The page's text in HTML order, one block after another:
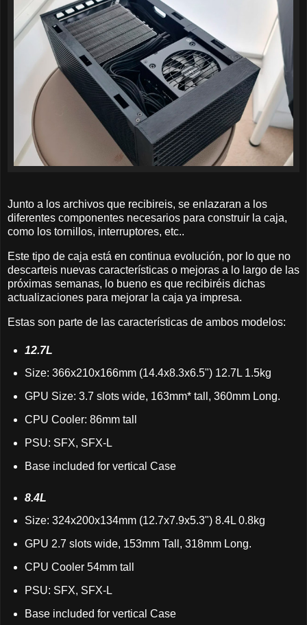
Junto a los archivos que recibireis, se enlazaran a los
diferentes componentes necesarios para construir la caja,
como los tornillos, interruptores, etc..
Este tipo de caja está en continua evolución, por lo que no
descarteis nuevas características o mejoras a lo largo de las
próximas semanas, lo bueno es que recibiréis dichas
actualizaciones para mejorar la caja ya impresa.
Estas son parte de las características de ambos modelos:
12.7L
Size: 366x210x166mm (14.4x8.3x6.5") 12.7L 1.5kg
GPU Size: 3.7 slots wide, 163mm* tall, 360mm Long.
CPU Cooler: 86mm tall
PSU: SFX, SFX-L
Base included for vertical Case
8.4L
Size: 324x200x134mm (12.7x7.9x5.3") 8.4L 0.8kg
GPU 2.7 slots wide, 153mm Tall, 318mm Long.
CPU Cooler 54mm tall
PSU: SFX, SFX-L
Base included for vertical Case